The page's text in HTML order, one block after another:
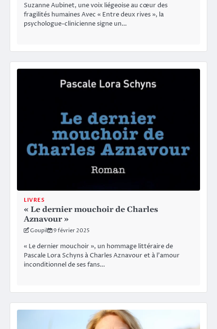
Suzanne Aubinet, une voix liégeoise au cœur des
fragilités humaines Avec « Entre deux rives », la
psychologue-clinicienne signe un…
LIVRES
« Le dernier mouchoir de Charles
Aznavour »
Goupil 9 février 2025
« Le dernier mouchoir », un hommage littéraire de
Pascale Lora Schyns à Charles Aznavour et à l’amour
inconditionnel de ses fans…